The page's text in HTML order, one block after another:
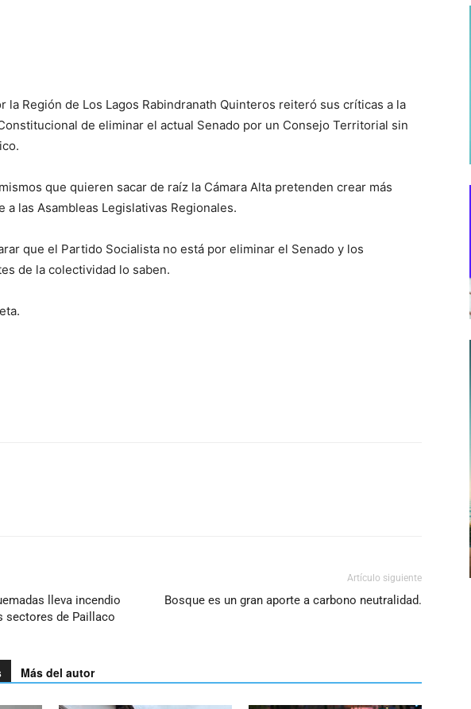
la Región de Los Lagos Rabindranath Quinteros reiteró sus críticas a la
de eliminar el actual Senado por un Consejo Territorial sin
que quieren sacar de raíz la Cámara Alta pretenden crear más
a las Asambleas Legislativas Regionales.
que el Partido Socialista no está por eliminar el Senado y los
de la colectividad lo saben.
lleva incendio
sectores de Paillaco
Artículo siguiente
Bosque es un gran aporte a carbono neutralidad.
Más del autor